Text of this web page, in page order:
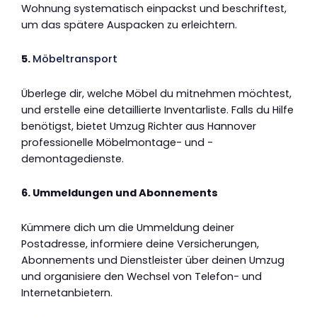
Wohnung systematisch einpackst und beschriftest,
um das spätere Auspacken zu erleichtern.
5. Möbeltransport
Überlege dir, welche Möbel du mitnehmen möchtest,
und erstelle eine detaillierte Inventarliste. Falls du Hilfe
benötigst, bietet Umzug Richter aus Hannover
professionelle Möbelmontage- und -
demontagedienste.
6. Ummeldungen und Abonnements
Kümmere dich um die Ummeldung deiner
Postadresse, informiere deine Versicherungen,
Abonnements und Dienstleister über deinen Umzug
und organisiere den Wechsel von Telefon- und
Internetanbietern.